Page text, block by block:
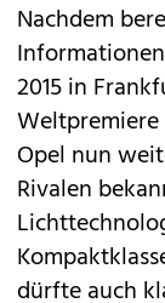
Nachdem
2015 in
Opel nun
Rivalen
dürfte auch